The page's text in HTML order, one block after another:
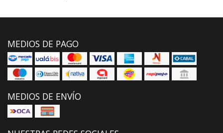
MEDIOS DE PAGO
MEDIOS DE ENVÍO